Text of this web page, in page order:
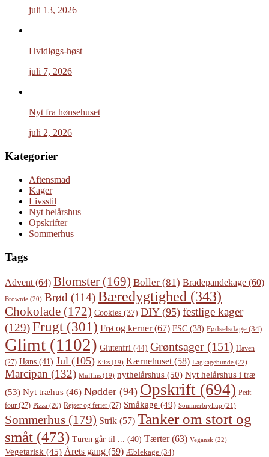
juli 13, 2026
Hvidløgs-høst
juli 7, 2026
Nyt fra hønsehuset
juli 2, 2026
Kategorier
Aftensmad
Kager
Livsstil
Nyt helårshus
Opskrifter
Sommerhus
Tags
Advent (64) Blomster (169) Boller (81) Bradepandekage (60)
Brownie (20) Brød (114)Bæredygtighed (343)
Chokolade (172) Cookies (37) DIY(95) festlige kager
(129)Frugt(301) Frø og kerner(67) FSC (38) Fødselsdage (34)
Glimt (1102) Glutenfri (44) Grøntsager (151) Haven
(27) Høns (41) Jul (105) Kiks (19) Kærnehuset (58) Lagkagebunde (22)
Marcipan (132) Muffins (19) nythelårshus (50) Nyt helårshus i træ
(53) Nyt træhus (46) Nødder (94) Opskrift (694) Petit
four (27) Pizza (20) Rejser og ferier (27) Småkage (49) Sommerbryllup (21)
Sommerhus (179) Strik (57) Tanker om stort og
småt (473) Turen går til ... (40) Tærter(63) Vegansk (22)
Vegetarisk (45) Årets gang (59) Æblekage (34)